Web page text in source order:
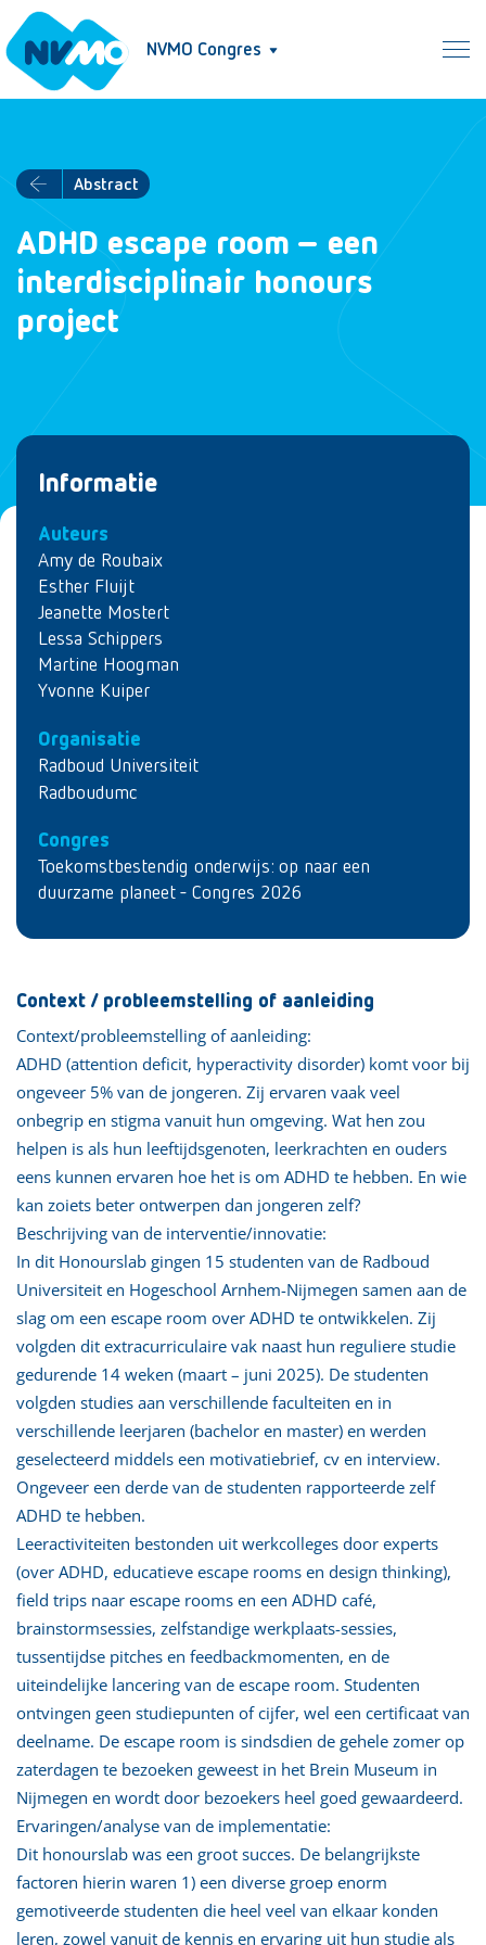
NVMO Congres
Abstract
ADHD escape room – een
interdisciplinair honours
project
Informatie
Auteurs
Amy de Roubaix
Esther Fluijt
Jeanette Mostert
Lessa Schippers
Martine Hoogman
Yvonne Kuiper
Organisatie
Radboud Universiteit
Radboudumc
Congres
Toekomstbestendig onderwijs: op naar een
duurzame planeet - Congres 2026
Context / probleemstelling of aanleiding
Context/probleemstelling of aanleiding:
ADHD (attention deficit, hyperactivity disorder) komt voor bij
ongeveer 5% van de jongeren. Zij ervaren vaak veel
onbegrip en stigma vanuit hun omgeving. Wat hen zou
helpen is als hun leeftijdsgenoten, leerkrachten en ouders
eens kunnen ervaren hoe het is om ADHD te hebben. En wie
kan zoiets beter ontwerpen dan jongeren zelf?
Beschrijving van de interventie/innovatie:
In dit Honourslab gingen 15 studenten van de Radboud
Universiteit en Hogeschool Arnhem-Nijmegen samen aan de
slag om een escape room over ADHD te ontwikkelen. Zij
volgden dit extracurriculaire vak naast hun reguliere studie
gedurende 14 weken (maart – juni 2025). De studenten
volgden studies aan verschillende faculteiten en in
verschillende leerjaren (bachelor en master) en werden
geselecteerd middels een motivatiebrief, cv en interview.
Ongeveer een derde van de studenten rapporteerde zelf
ADHD te hebben.
Leeractiviteiten bestonden uit werkcolleges door experts
(over ADHD, educatieve escape rooms en design thinking),
field trips naar escape rooms en een ADHD café,
brainstormsessies, zelfstandige werkplaats-sessies,
tussentijdse pitches en feedbackmomenten, en de
uiteindelijke lancering van de escape room. Studenten
ontvingen geen studiepunten of cijfer, wel een certificaat van
deelname. De escape room is sindsdien de gehele zomer op
zaterdagen te bezoeken geweest in het Brein Museum in
Nijmegen en wordt door bezoekers heel goed gewaardeerd.
Ervaringen/analyse van de implementatie:
Dit honourslab was een groot succes. De belangrijkste
factoren hierin waren 1) een diverse groep enorm
gemotiveerde studenten die heel veel van elkaar konden
leren, zowel vanuit de kennis en ervaring uit hun studie als